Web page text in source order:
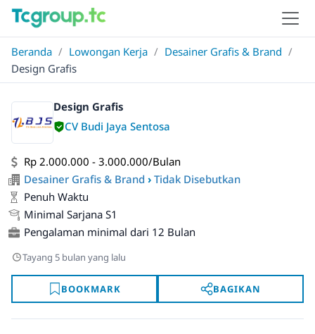
Beranda / Lowongan Kerja / Desainer Grafis & Brand /
Design Grafis
Design Grafis
CV Budi Jaya Sentosa
Rp 2.000.000 - 3.000.000/Bulan
Desainer Grafis & Brand › Tidak Disebutkan
Penuh Waktu
Minimal Sarjana S1
Pengalaman minimal dari 12 Bulan
Tayang 5 bulan yang lalu
BOOKMARK BAGIKAN